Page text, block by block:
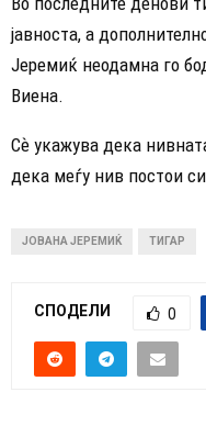
јавноста, а
Јеремиќ неодамна го
Виена.
Сѐ укажува дека
дека меѓу нив постои
ЈОВАНА ЈЕРЕМИЌ ТИГАР
СПОДЕЛИ 0